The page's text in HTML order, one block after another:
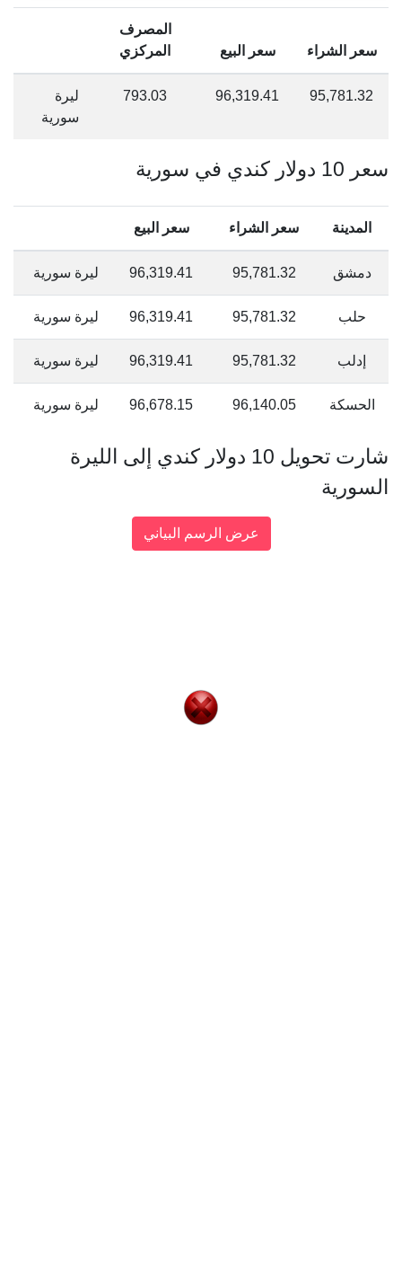
سعر الشراء سعر البيع
المصرف
المركزي
95,781.32
96,319.41
793.03
ليرة
سورية
سعر 10 دولار كندي في سورية
المدينة سعر الشراء سعر البيع
دمشق 95,781.32
96,319.41 ليرة سورية
حلب 95,781.32
96,319.41 ليرة سورية
إدلب 95,781.32
96,319.41 ليرة سورية
الحسكة 96,140.05
96,678.15 ليرة سورية
شارت تحويل 10 دولار كندي إلى الليرة
السورية